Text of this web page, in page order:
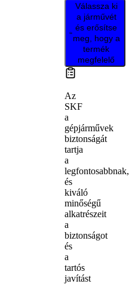
Válassza ki
a járművét
és erősítse
meg, hogy a
termék
megfelelő
Az
SKF
a
gépjárművek
biztonságát
tartja
a
legfontosabbnak,
és
kiváló
minőségű
alkatrészeit
a
biztonságot
és
a
tartós
javítást